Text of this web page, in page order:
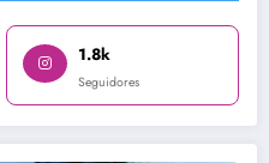
1.8k
Seguidores